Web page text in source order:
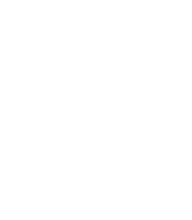
02435950999 - Tutti i